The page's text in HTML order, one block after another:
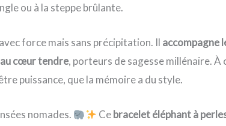
ou à la steppe brûlante.
force mais sans précipitation. Il accompagne
cœur tendre, porteurs de sagesse millénaire.
puissance, que la mémoire a du style.
nomades. Cebracelet éléphant à